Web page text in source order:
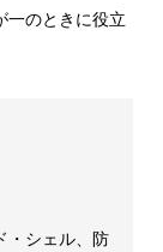
一のときに役立
・シェル、防